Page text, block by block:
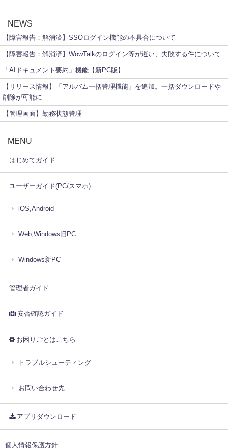
NEWS
【障害報告：解消済】SSOログイン機能の不具合について
【障害報告：解消済】WowTalkのログイン等が遅い、失敗する件について
「AIドキュメント要約」機能【新PC版】
【リリース情報】「アルバム一括管理機能」を追加。一括ダウンロードや
削除が可能に
【管理画面】勤務状態管理
MENU
はじめてガイド
ユーザーガイド(PC/スマホ)
iOS,Android
Web,Windows旧PC
Windows新PC
管理者ガイド
安否確認ガイド
お困りごとはこちら
トラブルシューティング
お問い合わせ先
アプリダウンロード
個人情報保護方針